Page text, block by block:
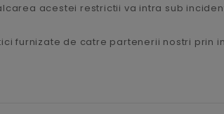
acestei restrictii va intra sub
furnizate de catre partenerii nostri prin